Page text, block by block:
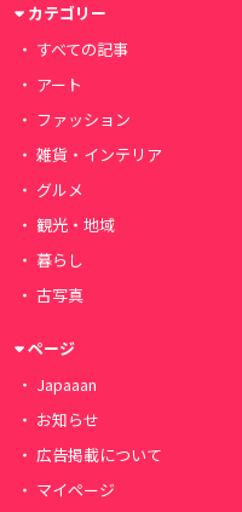
カテゴリー
すべての記事
アート
ファッション
雑貨・インテリア
グルメ
観光・地域
暮らし
古写真
ページ
Japaaan
お知らせ
広告掲載について
マイページ